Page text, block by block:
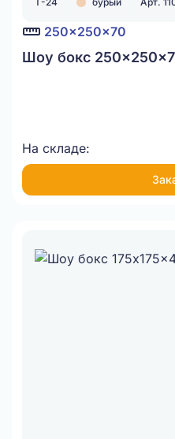
250x250x70
Шоу бокс
На складе: